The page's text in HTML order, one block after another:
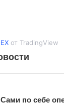
от TradingView
Сами по себе